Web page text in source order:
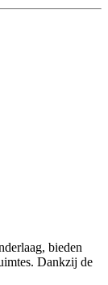
bieden
Dankzij de